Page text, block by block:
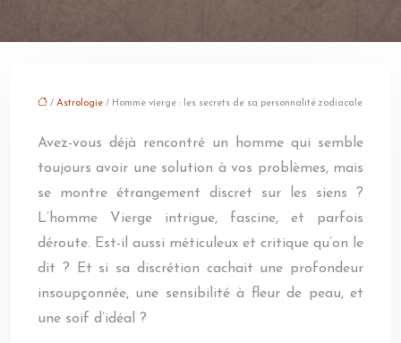
/ Astrologie / Homme vierge : les secrets de sa personnalité zodiacale
Avez-vous déjà rencontré un homme qui semble
toujours avoir une solution à vos problèmes, mais
se montre étrangement discret sur les siens ?
L’homme Vierge intrigue, fascine, et parfois
déroute. Est-il aussi méticuleux et critique qu’on le
dit ? Et si sa discrétion cachait une profondeur
insoupçonnée, une sensibilité à fleur de peau, et
une soif d’idéal ?